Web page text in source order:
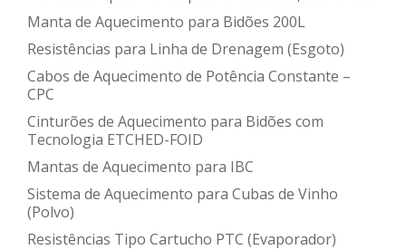
Manta de Aquecimento para Bidões 200L
Resistências para Linha de Drenagem (Esgoto)
Cabos de Aquecimento de Potência Constante –
CPC
Cinturões de Aquecimento para Bidões com
Tecnologia ETCHED-FOID
Mantas de Aquecimento para IBC
Sistema de Aquecimento para Cubas de Vinho
(Polvo)
Resistências Tipo Cartucho PTC (Evaporador)